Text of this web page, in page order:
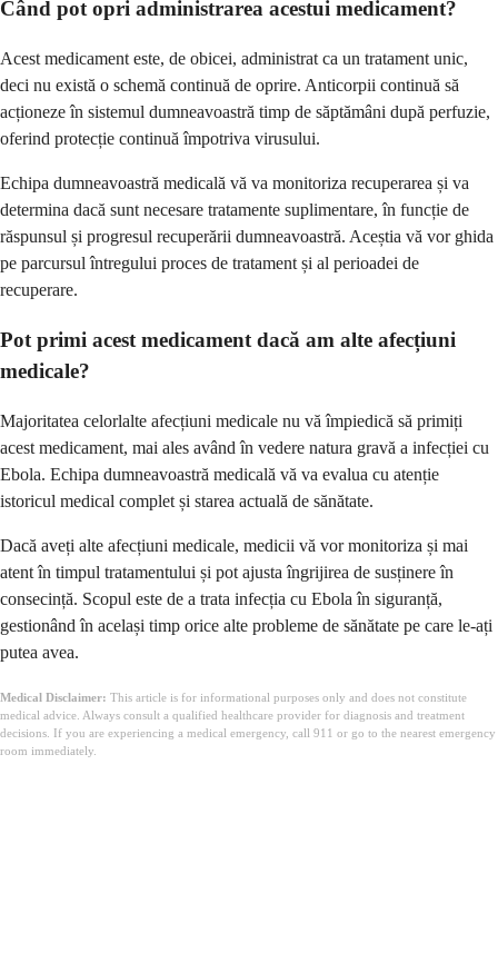
Când pot opri administrarea acestui medicament?
Acest medicament este, de obicei, administrat ca un tratament unic,
deci nu există o schemă continuă de oprire. Anticorpii continuă să
acționeze în sistemul dumneavoastră timp de săptămâni după perfuzie,
oferind protecție continuă împotriva virusului.
Echipa dumneavoastră medicală vă va monitoriza recuperarea și va
determina dacă sunt necesare tratamente suplimentare, în funcție de
răspunsul și progresul recuperării dumneavoastră. Aceștia vă vor ghida
pe parcursul întregului proces de tratament și al perioadei de
recuperare.
Pot primi acest medicament dacă am alte afecțiuni
medicale?
Majoritatea celorlalte afecțiuni medicale nu vă împiedică să primiți
acest medicament, mai ales având în vedere natura gravă a infecției cu
Ebola. Echipa dumneavoastră medicală vă va evalua cu atenție
istoricul medical complet și starea actuală de sănătate.
Dacă aveți alte afecțiuni medicale, medicii vă vor monitoriza și mai
atent în timpul tratamentului și pot ajusta îngrijirea de susținere în
consecință. Scopul este de a trata infecția cu Ebola în siguranță,
gestionând în același timp orice alte probleme de sănătate pe care le-ați
putea avea.
Medical Disclaimer: This article is for informational purposes only and does not constitute
medical advice. Always consult a qualified healthcare provider for diagnosis and treatment
decisions. If you are experiencing a medical emergency, call 911 or go to the nearest emergency
room immediately.